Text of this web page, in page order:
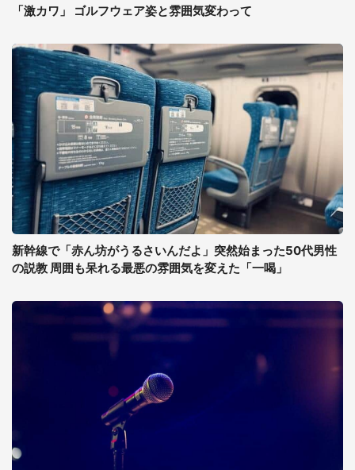
「激カワ」 ゴルフウェア姿と雰囲気変わって
新幹線で「赤ん坊がうるさいんだよ」突然始まった50代男性
の説教 周囲も呆れる最悪の雰囲気を変えた「一喝」